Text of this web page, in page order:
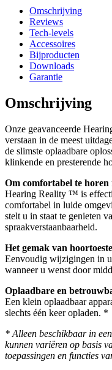
Omschrijving
Reviews
Tech-levels
Accessoires
Bijproducten
Downloads
Garantie
Omschrijving
Onze geavanceerde
verstaan in de meest
de slimste oplaadbare
klinkende en presterende
Om comfortabel te horen
Hearing Reality ™ is
comfortabel in luide
stelt u in staat te genieten
spraakverstaanbaarheid.
Het gemak van
Eenvoudig wijzigingen in
wanneer u wenst door
Oplaadbare en
Een klein oplaadbaar
slechts één keer opladen. *
* Alleen beschikbaar in
kunnen variëren op basis
toepassingen en functies